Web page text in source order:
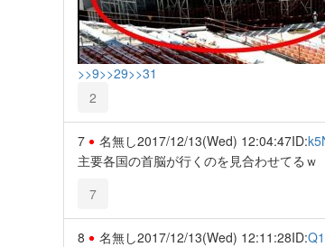
>>9>>29>>31
2
7 名無し2017/12/13(Wed) 12:04:47ID:
主要各国の首脳が行くのを見合わせてるｗ
7
8 名無し2017/12/13(Wed) 12:11:28ID: